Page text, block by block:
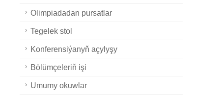
Olimpiadadan pursatlar
Tegelek stol
Konferensiýanyň açylyşy
Bölümçeleriň işi
Umumy okuwlar